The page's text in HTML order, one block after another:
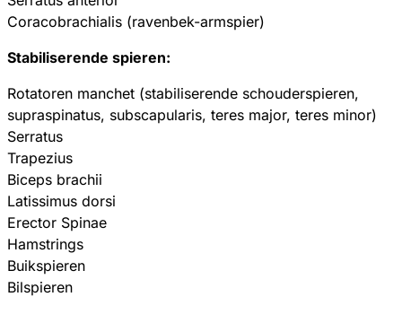
Coracobrachialis (ravenbek-armspier)
Stabiliserende spieren:
Rotatoren manchet (stabiliserende schouderspieren,
supraspinatus, subscapularis, teres major, teres minor)
Serratus
Trapezius
Biceps brachii
Latissimus dorsi
Erector Spinae
Hamstrings
Buikspieren
Bilspieren